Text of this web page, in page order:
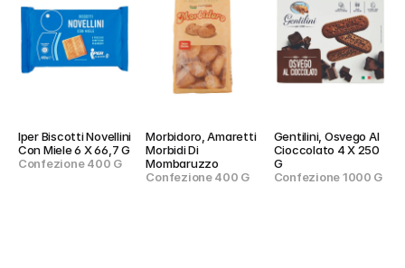
Iper Biscotti Novellini
Con Miele 6 X 66,7 G
Confezione 400 G
Morbidoro, Amaretti
Morbidi Di
Mombaruzzo
Confezione 400 G
Gentilini, Osvego Al
Cioccolato 4 X 250
G
Confezione 1000 G